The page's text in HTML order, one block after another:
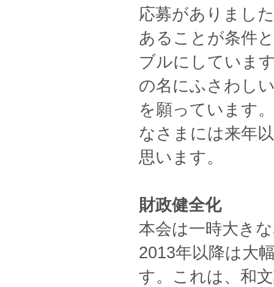
応募がありまし
あることが条件
ブルにしていま
の名にふさわし
を願っています
なさまには来年
思います。
財政健全化
本会は一時大き
2013年以降は大
す。これは、和